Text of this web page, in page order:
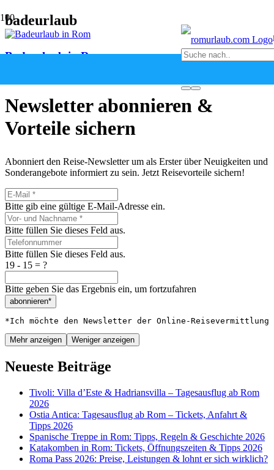
badeurlaub
Badeurlaub in Rom
Newsletter abonnieren &
Vorteile sichern
Abonniert den Reise-Newsletter um als Erster über Neuigkeiten und
Sonderangebote informiert zu sein. Jetzt Reisevorteile sichern!
Bitte gib eine gültige E-Mail-Adresse ein.
Bitte füllen Sie dieses Feld aus.
Bitte füllen Sie dieses Feld aus.
19 - 15 = ?
Bitte geben Sie das Ergebnis ein, um fortzufahren
abonnieren*
*Ich möchte den Newsletter der Online-
Mehr anzeigen Weniger anzeigen
Neueste Beiträge
Tivoli: Villa d’Este & Hadriansvilla – Tagesausflug ab Rom
2026
Ostia Antica: Tagesausflug ab Rom – Tickets, Anfahrt &
Tipps 2026
Spanische Treppe in Rom: Tipps, Regeln & Geschichte 2026
Katakomben in Rom: Tickets, Öffnungszeiten & Tipps 2026
Roma Pass 2026: Preise, Leistungen & lohnt er sich wirklich?